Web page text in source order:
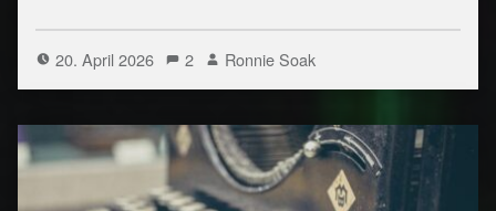
20. April 2026 2 Ronnie Soak